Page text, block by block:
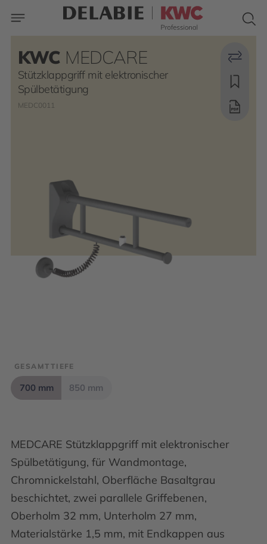
KWC MEDCARE
Stützklappgriff mit elektronischer
Spülbetätigung
MEDC0011
MEDCARE Stützklappgriff mit elektronischer
Spülbetätigung, für Wandmontage,
Chromnickelstahl, Oberfläche Basaltgrau
beschichtet, zwei parallele Griffebenen,
Oberholm 32 mm, Unterholm 27 mm,
Materialstärke 1,5 mm, mit Endkappen aus
GESAMTTIEFE
700 mm 850 mm